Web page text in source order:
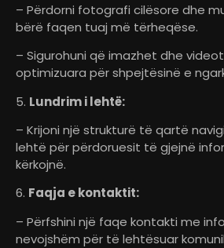
– Përdorni fotografi cilësore dhe
bërë faqen tuaj më tërheqëse.
– Sigurohuni që imazhet dhe
optimizuara për shpejtësinë e
5. Lundrim i lehtë:
– Krijoni një strukturë të qartë
lehtë për përdoruesit të gjejnë
kërkojnë.
6. Faqja e kontaktit:
– Përfshini një faqe kontakti me
nevojshëm për të lehtësuar